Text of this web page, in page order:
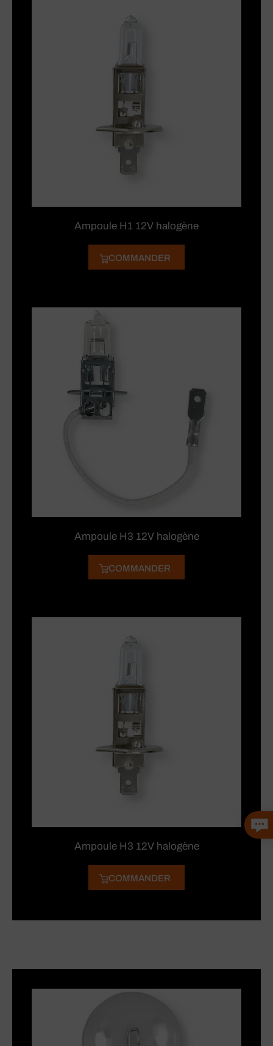
Ampoule H1 12V halogène
COMMANDER
Ampoule H3 12V halogène
COMMANDER
Ampoule H3 12V halogène
COMMANDER